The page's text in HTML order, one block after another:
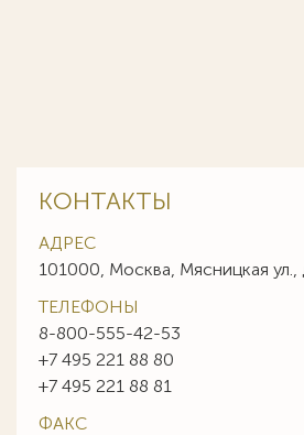
КОНТАКТЫ
АДРЕС
101000, Москва, Мясницкая ул.,
ТЕЛЕФОНЫ
8-800-555-42-53
+7 495 221 88 80
+7 495 221 88 81
ФАКС